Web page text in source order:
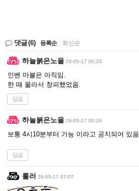
댓글(6) 등록순 최신순
하늘붉은노을 26-05-17 00:23
인벤 마블은 아직임.
한 때 몰라서 창피했었음.
답글
하늘붉은노을 26-05-17 00:24
보통 4시10분부터 가능 이라고 공지되어 있음
답글
룰러 26-05-17 07:07